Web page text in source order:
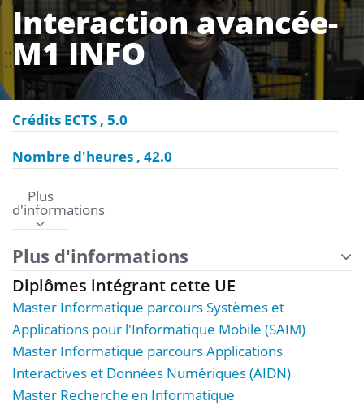
Interaction avancée-
M1 INFO
Crédits ECTS 5.0
Nombre d'heures 42.0
Plus
d'informations
Plus d'informations
Diplômes intégrant cette UE
Master Informatique parcours Systèmes et
Applications pour l'Informatique Mobile (SAIM)
Master Informatique parcours Applications
Interactives et Données Numériques (AIDN)
Master Recherche en Informatique